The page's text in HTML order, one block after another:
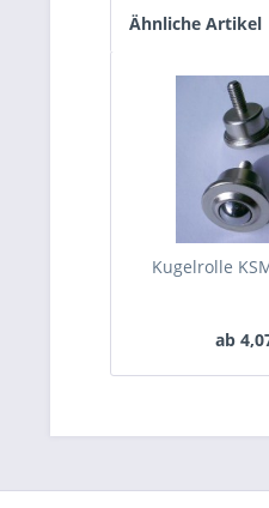
Ähnliche Artikel
Kugelrolle
ab